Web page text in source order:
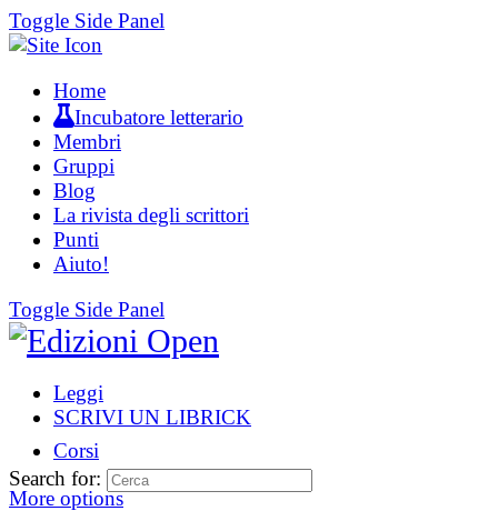
Toggle Side Panel
Home
Incubatore letterario
Membri
Gruppi
Blog
La rivista degli scrittori
Punti
Aiuto!
Toggle Side Panel
Leggi
SCRIVI UN LIBRICK
Corsi
More options
Search for: